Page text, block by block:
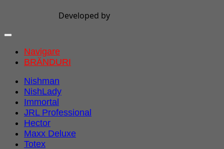
Developed by
Navigare
BRĂNDURI
Nishman
NishLady
Immortal
JRL Professional
Hector
Maxx Deluxe
Totex